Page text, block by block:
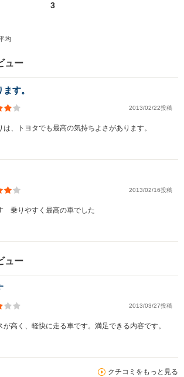
3
均
ュー
す。
2013/02/22投稿
、トヨタでも最高の気持ちよさがあります。
2013/02/16投稿
乗りやすく最高の車でした
ュー
2013/03/27投稿
高く、軽快に走る車です。満足できる内容です。
クチコミをもっと見る